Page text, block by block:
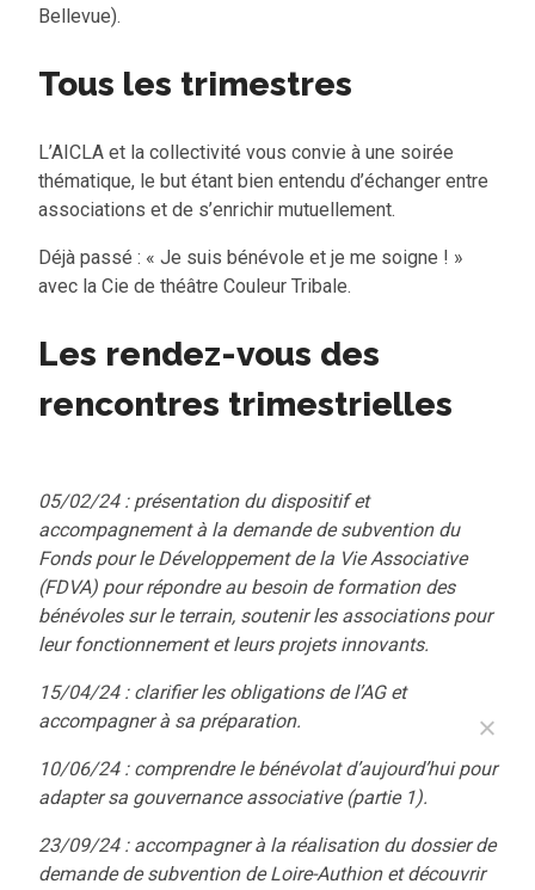
Bellevue).
Tous les trimestres
L’AICLA et la collectivité vous convie à une soirée
thématique, le but étant bien entendu d’échanger entre
associations et de s’enrichir mutuellement.
Déjà passé : « Je suis bénévole et je me soigne ! »
avec la Cie de théâtre Couleur Tribale.
Les rendez-vous des
rencontres trimestrielles
05/02/24 : présentation du dispositif et
accompagnement à la demande de subvention du
Fonds pour le Développement de la Vie Associative
(FDVA) pour répondre au besoin de formation des
bénévoles sur le terrain, soutenir les associations pour
leur fonctionnement et leurs projets innovants.
15/04/24 : clarifier les obligations de l’AG et
accompagner à sa préparation.
10/06/24 : comprendre le bénévolat d’aujourd’hui pour
adapter sa gouvernance associative (partie 1).
23/09/24 : accompagner à la réalisation du dossier de
demande de subvention de Loire-Authion et découvrir